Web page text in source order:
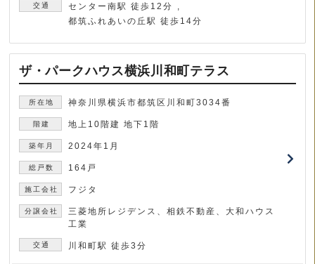
センター南駅 徒歩12分
都筑ふれあいの丘駅 徒歩14分
ザ・パークハウス横浜川和町テラス
神奈川県横浜市都筑区川和町3034番
地上10階建 地下1階
2024年1月
164戸
フジタ
三菱地所レジデンス、相鉄不動産、大和ハウス
工業
川和町駅 徒歩3分